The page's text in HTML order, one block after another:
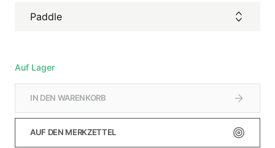
Paddle
Auf Lager
IN DEN WARENKORB
AUF DEN MERKZETTEL